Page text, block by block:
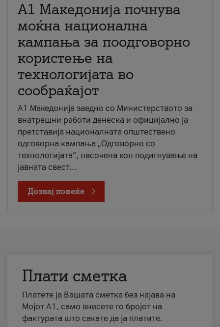
A1 Македонија почнува
моќна национална
кампања за поодговорно
користење на
технологијата во
сообраќајот
A1 Македонија заедно со Министерството за
внатрешни работи денеска и официјално ја
претставија националната општествено
одговорна кампања „Одговорно со
технологијата“, насочена кон подигнување на
јавната свест...
Дознај повеќе
Плати сметка
Платете ја Вашата сметка без најава на
Мојот А1, само внесете го бројот на
фактурата што сакате да ја платите.